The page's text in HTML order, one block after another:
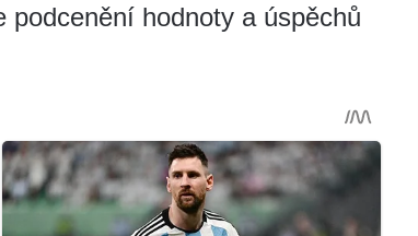
podcenění hodnoty a úspěchů